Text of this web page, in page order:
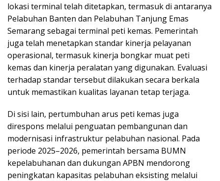
lokasi terminal telah ditetapkan, termasuk di antaranya
Pelabuhan Banten dan Pelabuhan Tanjung Emas
Semarang sebagai terminal peti kemas. Pemerintah
juga telah menetapkan standar kinerja pelayanan
operasional, termasuk kinerja bongkar muat peti
kemas dan kinerja peralatan yang digunakan. Evaluasi
terhadap standar tersebut dilakukan secara berkala
untuk memastikan kualitas layanan tetap terjaga.
Di sisi lain, pertumbuhan arus peti kemas juga
direspons melalui penguatan pembangunan dan
modernisasi infrastruktur pelabuhan nasional. Pada
periode 2025–2026, pemerintah bersama BUMN
kepelabuhanan dan dukungan APBN mendorong
peningkatan kapasitas pelabuhan eksisting melalui